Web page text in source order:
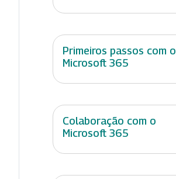
Primeiros passos com o
Microsoft 365
Colaboração com o
Microsoft 365